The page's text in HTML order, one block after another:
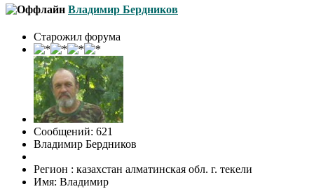
Владимир Бердников
Старожил форума
Сообщений: 621
Владимир Бердников
Регион : казахстан алматинская обл. г. текели
Имя: Владимир